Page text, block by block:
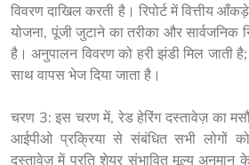
विवरण दाखिल करती है। रिपोर्ट में वित्तीय
योजना, पूंजी जुटाने का तरीका और सार्वजनिक
है। अनुपालन विवरण को हरी झंडी मिल जाती
साथ वापस भेज दिया जाता है।
चरण 3: इस चरण में, रेड हेरिंग दस्तावेज़ का
आईपीओ प्रक्रिया से संबंधित सभी लोगों को
दस्तावेज़ में प्रति शेयर संभावित मूल्य